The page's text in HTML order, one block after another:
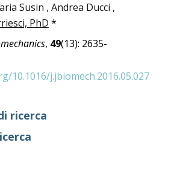
Susin , Andrea Ducci ,
PhD *
, 49(13): 2635-
10.1016/j.jbiomech.2016.05.027
ricerca